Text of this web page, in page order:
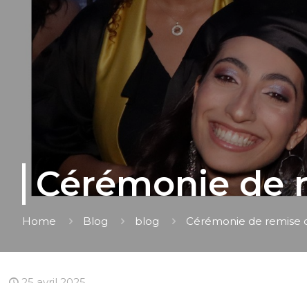
Cérémonie de
Home Blog blog Cérémonie de remise